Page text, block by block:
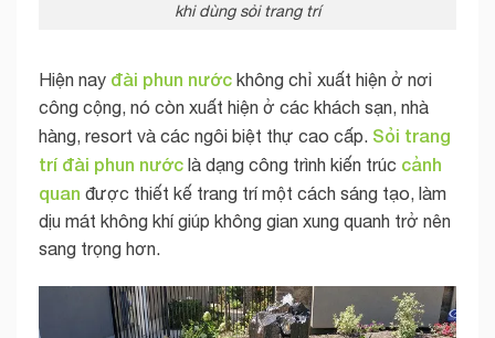
khi dùng sỏi trang trí
Hiện nay đài phun nước không chỉ xuất hiện ở nơi
công cộng, nó còn xuất hiện ở các khách sạn, nhà
hàng, resort và các ngôi biệt thự cao cấp. Sỏi trang
trí đài phun nước là dạng công trình kiến trúc cảnh
quan được thiết kế trang trí một cách sáng tạo, làm
dịu mát không khí giúp không gian xung quanh trở nên
sang trọng hơn.